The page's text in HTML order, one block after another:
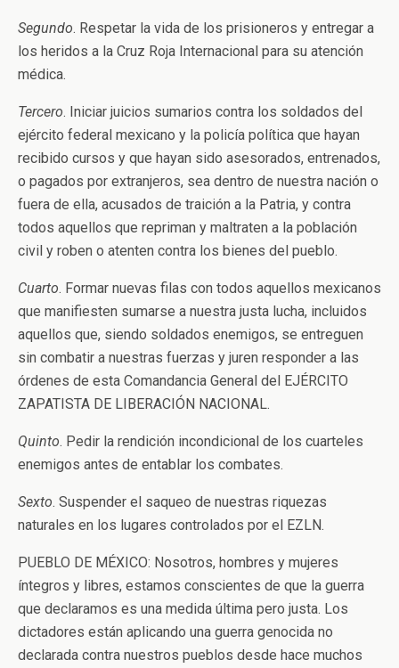
Segundo. Respetar la vida de los prisioneros y entregar a
los heridos a la Cruz Roja Internacional para su atención
médica.
Tercero. Iniciar juicios sumarios contra los soldados del
ejército federal mexicano y la policía política que hayan
recibido cursos y que hayan sido asesorados, entrenados,
o pagados por extranjeros, sea dentro de nuestra nación o
fuera de ella, acusados de traición a la Patria, y contra
todos aquellos que repriman y maltraten a la población
civil y roben o atenten contra los bienes del pueblo.
Cuarto. Formar nuevas filas con todos aquellos mexicanos
que manifiesten sumarse a nuestra justa lucha, incluidos
aquellos que, siendo soldados enemigos, se entreguen
sin combatir a nuestras fuerzas y juren responder a las
órdenes de esta Comandancia General del EJÉRCITO
ZAPATISTA DE LIBERACIÓN NACIONAL.
Quinto. Pedir la rendición incondicional de los cuarteles
enemigos antes de entablar los combates.
Sexto. Suspender el saqueo de nuestras riquezas
naturales en los lugares controlados por el EZLN.
PUEBLO DE MÉXICO: Nosotros, hombres y mujeres
íntegros y libres, estamos conscientes de que la guerra
que declaramos es una medida última pero justa. Los
dictadores están aplicando una guerra genocida no
declarada contra nuestros pueblos desde hace muchos